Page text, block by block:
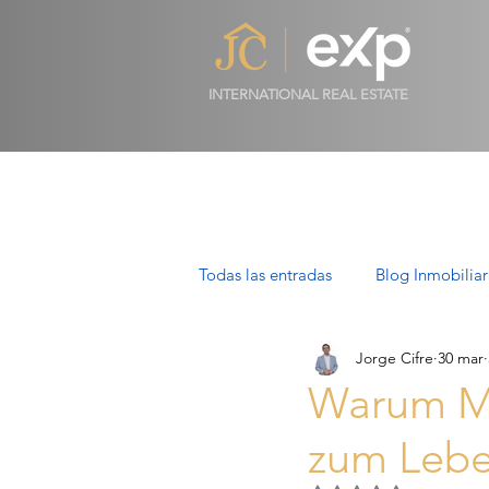
INTERNATIONAL REAL ESTATE
Todas las entradas Blog
Propiedades de Lujo en Mallorca
Villas en Mallorca: Lujo, Estilo
Warum
zum
Jorge Cifre 30 mar